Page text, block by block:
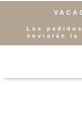
Los
enviarán la